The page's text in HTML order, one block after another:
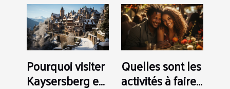
Pourquoi visiter
Kaysersberg en
Quelles sont les
activités à faire